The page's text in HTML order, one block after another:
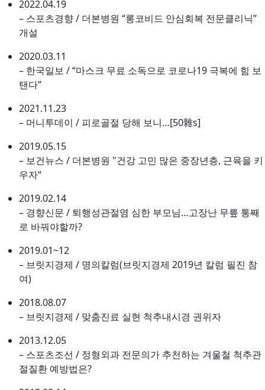
2022.04.19
– 스포츠경향 / 더본병원 “롱코비드 안심회복 전문클리닉”
개설
2020.03.11
– 한국일보 / “마스크 무료 소독으로 코로나19 극복에 힘 보
탠다”
2021.11.23
– 머니투데이 / 피로골절 당해 보니…[50雜s]
2019.05.15
– 보건뉴스 / 더본병원 "건강 고민 많은 중장년층, 근육을 키
우자“
2019.02.14
– 경향신문 / 퇴행성관절염 심한 부모님…고장난 무릎 통째
로 바꿔야할까?
2019.01~12
– 브릿지경제 / 명의칼럼(브릿지경제 2019년 칼럼 필진 참
여)
2018.08.07
– 브릿지경제 / 맞춤진료 실현 척추내시경 권위자
2013.12.05
– 스포츠조선 / 정형외과 전문의가 추천하는 겨울철 척추관
절질환 예방법은?